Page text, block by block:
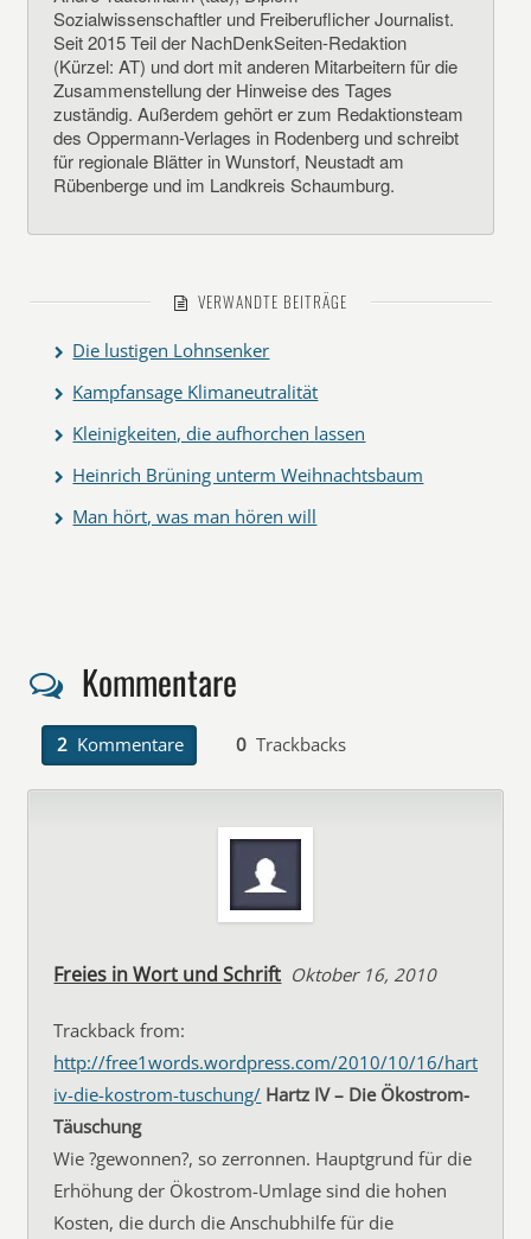
Sozialwissenschaftler und Freiberuflicher Journalist.
Seit 2015 Teil der NachDenkSeiten-Redaktion
(Kürzel: AT) und dort mit anderen Mitarbeitern für die
Zusammenstellung der Hinweise des Tages
zuständig. Außerdem gehört er zum Redaktionsteam
des Oppermann-Verlages in Rodenberg und schreibt
für regionale Blätter in Wunstorf, Neustadt am
Rübenberge und im Landkreis Schaumburg.
VERWANDTE BEITRÄGE
Die lustigen Lohnsenker
Kampfansage Klimaneutralität
Kleinigkeiten, die aufhorchen lassen
Heinrich Brüning unterm Weihnachtsbaum
Man hört, was man hören will
Kommentare
2 Kommentare 0 Trackbacks
Freies in Wort und Schrift Oktober 16, 2010
Trackback from:
http://free1words.wordpress.com/2010/10/16/hartz-
iv-die-kostrom-tuschung/ Hartz IV – Die Ökostrom-
Täuschung
Wie ?gewonnen?, so zerronnen. Hauptgrund für die
Erhöhung der Ökostrom-Umlage sind die hohen
Kosten, die durch die Anschubhilfe für die